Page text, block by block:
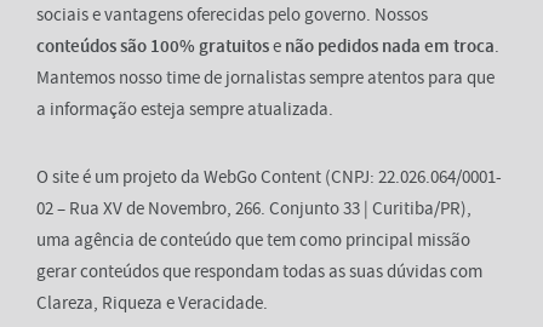
sociais e vantagens oferecidas pelo governo. Nossos
conteúdos são 100% gratuitose não pedidos nada em troca.
Mantemos nosso time de jornalistas sempre atentos para que
a informação esteja sempre atualizada.
O site é um projeto da WebGo Content (CNPJ: 22.026.064/0001-
02 – Rua XV de Novembro, 266. Conjunto 33 | Curitiba/PR),
uma agência de conteúdo que tem como principal missão
gerar conteúdos que respondam todas as suas dúvidas com
Clareza, Riqueza e Veracidade.